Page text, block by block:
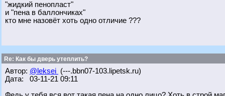
"жидкий пенопласт"
и "пена в баллончиках"
кто мне назовёт хоть одно отличие ???
Re: Как бы дверь утеплить?
Автор: @leksei (---.bbn07-103.lipetsk.ru)
Дата: 03-11-21 09:11